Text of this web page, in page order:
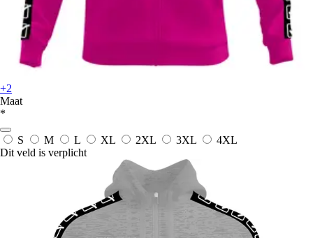
+2
Maat
*
S M L XL 2XL 3XL
4XL
Dit veld is verplicht